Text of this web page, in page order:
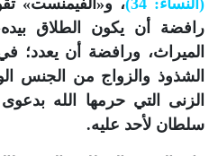
(النساء: 34)
، و«الفيمنست»
رافضة أن يكون الطلاق
الميراث، ورافضة أن
الشذوذ والزواج من الجنس
الزنى التي حرمها الله
سلطان لأحد عليه.